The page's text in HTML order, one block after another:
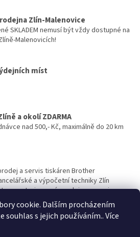
cookie. Dalším procházením
s jejich používáním.. Více
p
r
v
v
s
u
Zlín-Malenovice
SKLADEM nemusí být vždy dostupné na
Malenovicích!
míst
a okolí ZDARMA
nad 500,- Kč, maximálně do 20 km
a servis tiskáren Brother
a výpočetní techniky Zlín
- autorizovaný prodejce a servis